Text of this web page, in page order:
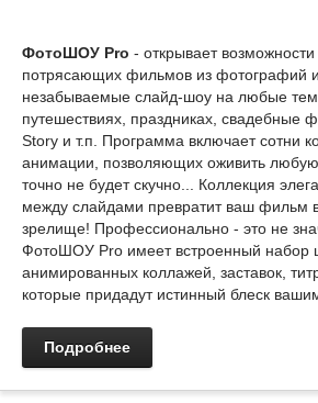
ФотоШОУ Pro - открывает
потрясающих фильмов из фотографий
незабываемые слайд-шоу на любые
путешествиях, праздниках, свадебные
Story и т.п. Программа включает сотни
анимации, позволяющих оживить
точно не будет скучно... Коллекция
между слайдами превратит ваш фильм
зрелище! Профессионально - это не
ФотоШОУ Pro имеет встроенный набор
анимированных коллажей, заставок,
которые придадут истинный блеск
Подробнее